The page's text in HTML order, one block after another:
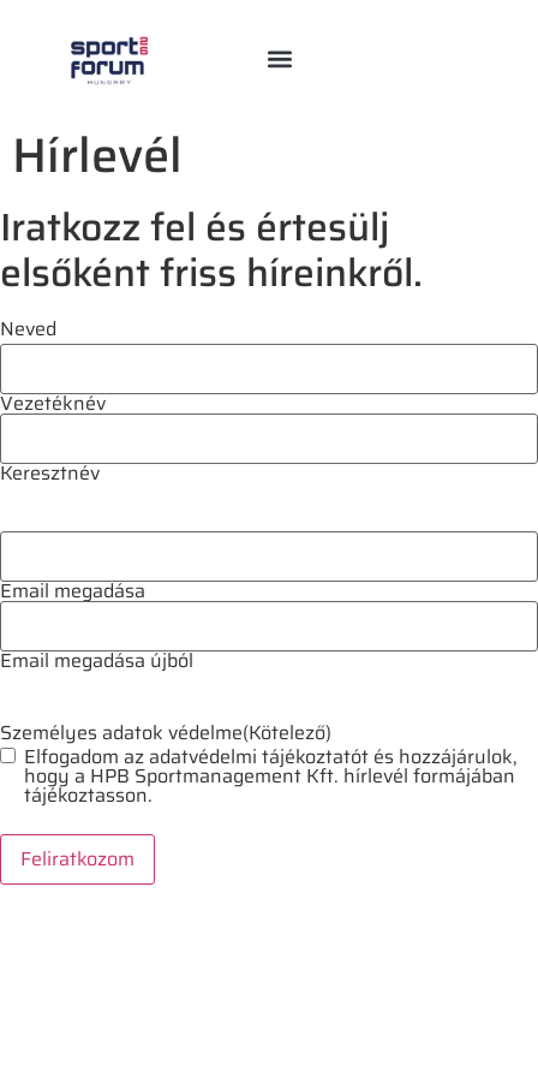
Hírlevél
Iratkozz fel és értesülj
elsőként friss híreinkről.
Neved
Vezetéknév
Keresztnév
Email megadása
Email megadása újból
Személyes adatok védelme(Kötelező)
Elfogadom az adatvédelmi tájékoztatót és hozzájárulok,
hogy a HPB Sportmanagement Kft. hírlevél formájában
tájékoztasson.
Feliratkozom